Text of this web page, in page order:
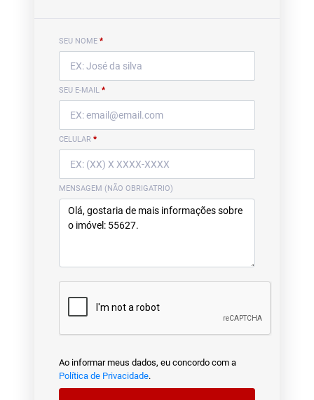
SEU NOME *
SEU E-MAIL *
CELULAR *
MENSAGEM (NÃO OBRIGATRIO)
Ao informar meus dados, eu concordo com a
Política de Privacidade.